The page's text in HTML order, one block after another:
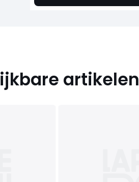
artikelen